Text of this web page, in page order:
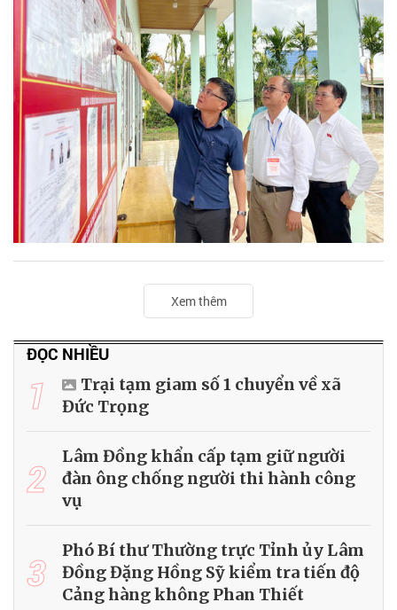
Xem thêm
ĐỌC NHIỀU
1
Trại tạm giam số 1 chuyển về xã
Đức Trọng
2
Lâm Đồng khẩn cấp tạm giữ người
đàn ông chống người thi hành công
vụ
3
Phó Bí thư Thường trực Tỉnh ủy Lâm
Đồng Đặng Hồng Sỹ kiểm tra tiến độ
Cảng hàng không Phan Thiết